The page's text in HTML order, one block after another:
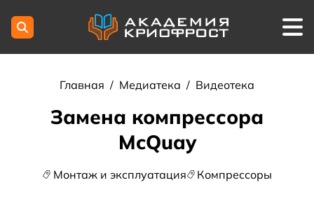
Главная / Медиатека / Видеотека
Замена компрессора
McQuay
Монтаж и эксплуатация Компрессоры